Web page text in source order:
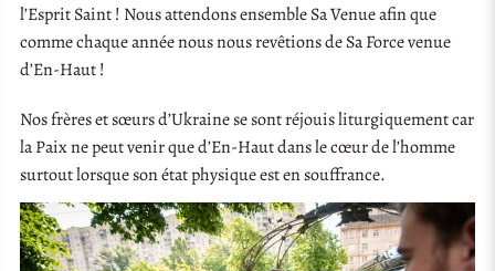
l’Esprit Saint ! Nous attendons ensemble Sa Venue afin que
comme chaque année nous nous revêtions de Sa Force venue
d’En-Haut !
Nos frères et sœurs d’Ukraine se sont réjouis liturgiquement car
la Paix ne peut venir que d’En-Haut dans le cœur de l’homme
surtout lorsque son état physique est en souffrance.